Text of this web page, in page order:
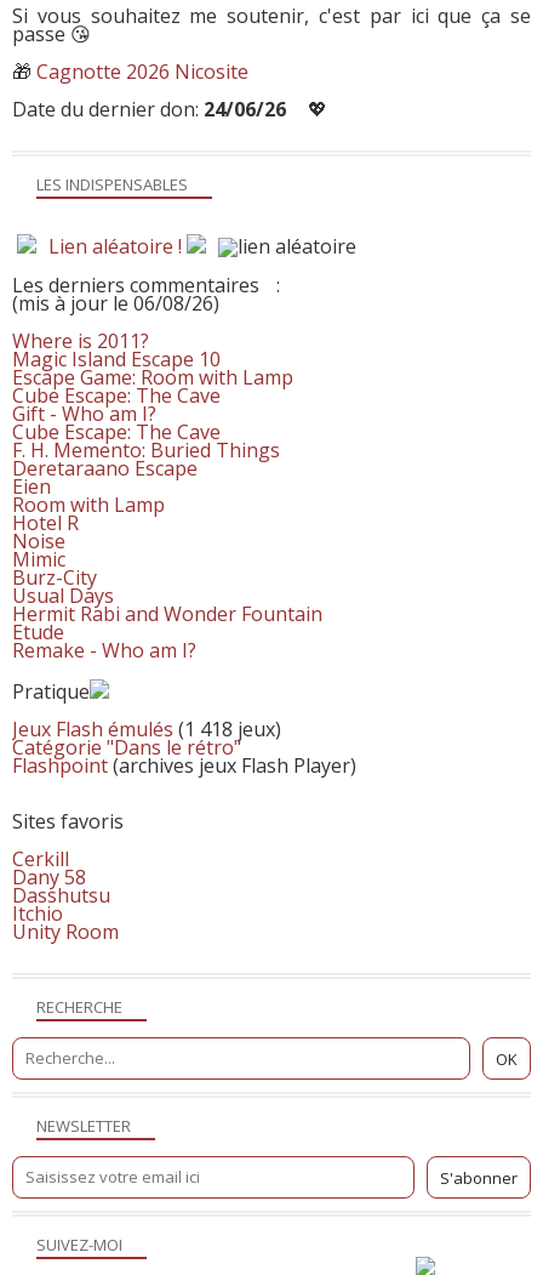
NEWSLETTER
SUIVEZ-MOI
RECHERCHE
LES INDISPENSABLES
Lien aléatoire !
Les derniers commentaires
:
(mis à jour le 06/08/26)
Where is 2011?
Magic Island Escape 10
Escape Game: Room with Lamp
Cube Escape: The Cave
Gift - Who am I?
Cube Escape: The Cave
F. H. Memento: Buried Things
Deretaraano Escape
Eien
Room with Lamp
Hotel R
Noise
Mimic
Burz-City
Usual Days
Hermit Rabi and Wonder Fountain
Etude
Remake - Who am I?
Pratique
Jeux Flash émulés (1 418 jeux)
Catégorie "Dans le rétro"
Flashpoint(archives jeux Flash Player)
Sites favoris
Cerkill
Dany 58
Dasshutsu
Itchio
Unity Room
Si vous souhaitez me soutenir, c'est par ici que ça se
passe 😘
🎁 Cagnotte 2026 Nicosite
Date du dernier don: 24/06/26 💖